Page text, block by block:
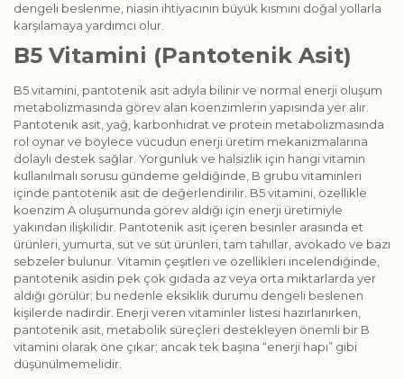
dengeli beslenme, niasin ihtiyacının büyük kısmını doğal yollarla
karşılamaya yardımcı olur.
B5 Vitamini (Pantotenik Asit)
B5 vitamini, pantotenik asit adıyla bilinir ve normal enerji oluşum
metabolizmasında görev alan koenzimlerin yapısında yer alır.
Pantotenik asit, yağ, karbonhidrat ve protein metabolizmasında
rol oynar ve böylece vücudun enerji üretim mekanizmalarına
dolaylı destek sağlar. Yorgunluk ve halsizlik için hangi vitamin
kullanılmalı sorusu gündeme geldiğinde, B grubu vitaminleri
içinde pantotenik asit de değerlendirilir. B5 vitamini, özellikle
koenzim A oluşumunda görev aldığı için enerji üretimiyle
yakından ilişkilidir. Pantotenik asit içeren besinler arasında et
ürünleri, yumurta, süt ve süt ürünleri, tam tahıllar, avokado ve bazı
sebzeler bulunur. Vitamin çeşitleri ve özellikleri incelendiğinde,
pantotenik asidin pek çok gıdada az veya orta miktarlarda yer
aldığı görülür; bu nedenle eksiklik durumu dengeli beslenen
kişilerde nadirdir. Enerji veren vitaminler listesi hazırlanırken,
pantotenik asit, metabolik süreçleri destekleyen önemli bir B
vitamini olarak öne çıkar; ancak tek başına “enerji hapı” gibi
düşünülmemelidir.